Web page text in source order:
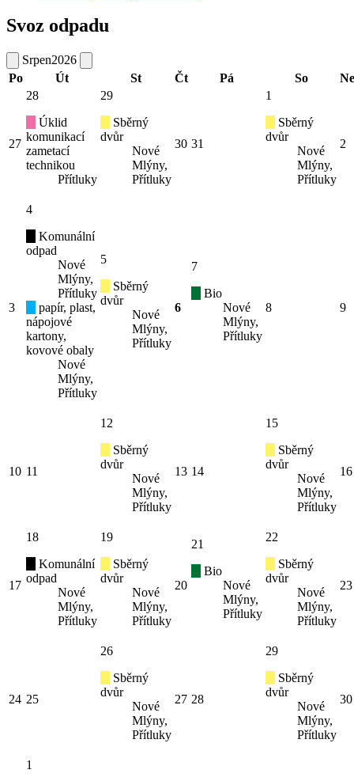
Svoz odpadu
Srpen2026
Po
Út St Čt Pá So Ne
27
28
Úklid
komunikací
zametací
technikou
Přítluky
29
Sběrný
dvůr
Nové
Mlýny,
Přítluky
30 31
1
Sběrný
dvůr
Nové
Mlýny,
Přítluky
2
3
4
Komunální
odpad
Nové
Mlýny,
Přítluky
papír, plast,
nápojové
kartony,
kovové obaly
Nové
Mlýny,
Přítluky
5
Sběrný
dvůr
Nové
Mlýny,
Přítluky
6
7
Bio
Nové
Mlýny,
Přítluky
8 9
10 11
12
Sběrný
dvůr
Nové
Mlýny,
Přítluky
13 14
15
Sběrný
dvůr
Nové
Mlýny,
Přítluky
16
17
18
Komunální
odpad
Nové
Mlýny,
Přítluky
19
Sběrný
dvůr
Nové
Mlýny,
Přítluky
20
21
Bio
Nové
Mlýny,
Přítluky
22
Sběrný
dvůr
Nové
Mlýny,
Přítluky
23
24 25
26
Sběrný
dvůr
Nové
Mlýny,
Přítluky
27 28
29
Sběrný
dvůr
Nové
Mlýny,
Přítluky
30
1